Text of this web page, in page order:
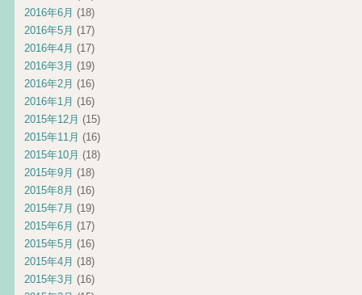
2016年6月 (18)
2016年5月 (17)
2016年4月 (17)
2016年3月 (19)
2016年2月 (16)
2016年1月 (16)
2015年12月 (15)
2015年11月 (16)
2015年10月 (18)
2015年9月 (18)
2015年8月 (16)
2015年7月 (19)
2015年6月 (17)
2015年5月 (16)
2015年4月 (18)
2015年3月 (16)